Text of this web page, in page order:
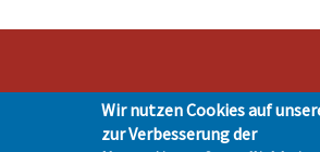
Stadt Hohen Neuendorf • Oranienburger Str. 2 •
Telefon 03303-528-0
Wir nutzen Cookies auf
zur Verbesserung der